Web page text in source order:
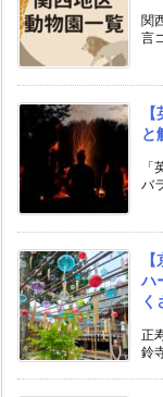
関
言
と
バ
ハ
く
正
鈴